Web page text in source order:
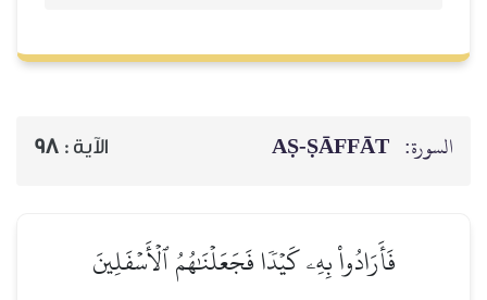
السورة: AṢ-ṢĀFFĀT الآية : 98
فَأَرَادُواْ بِهِۦ كَيۡدٗا فَجَعَلۡنَٰهُمُ ٱلۡأَسۡفَلِينَ